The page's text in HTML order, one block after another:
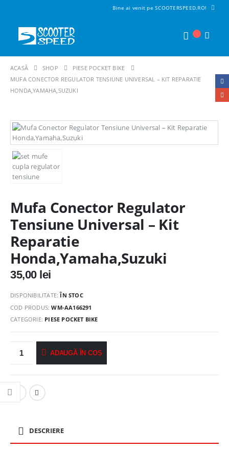
Bine ai venit pe SCOOTERSPEED.RO!
ACASĂ SHOP
PIESE POCKET BIKE
MUFA CONECTOR REGULATOR TENSIUNE UNIVERSAL – KIT REPARATIE
HONDA,YAMAHA,SUZUKI
Mufa Conector Regulator
Tensiune Universal – Kit
Reparatie
Honda,Yamaha,Suzuki
35,00 lei
DISPONIBILITATE:ÎN STOC
COD PRODUS:WM-AA166291
CATEGORIE: PIESE POCKET BIKE
ADAUGĂ ÎN COȘ
DESCRIERE